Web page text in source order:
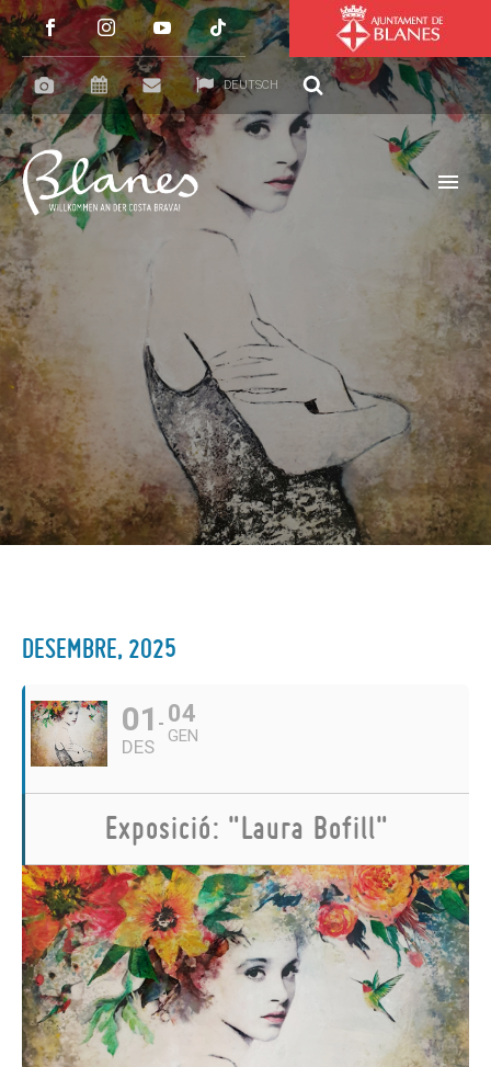
DEUTSCH
DESEMBRE, 2025
01
DES
04
GEN
Exposició: "Laura Bofill"